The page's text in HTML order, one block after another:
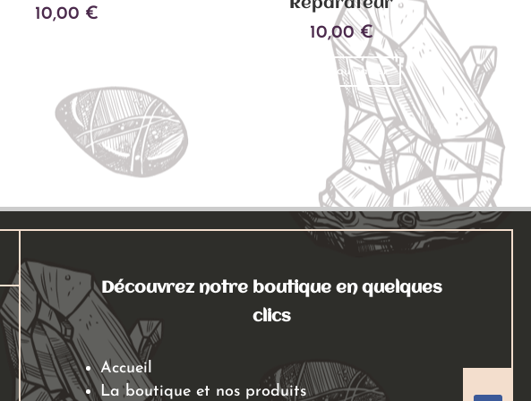
10,00 €
Réparateur
10,00€
Ajouter au panier
Découvrez notre boutique en quelques
clics
Accueil
La boutique et nos produits